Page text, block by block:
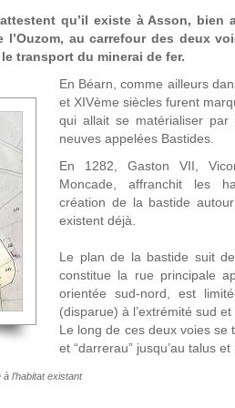
qu’il existe à Asson, bien
au carrefour des deux
transport du minerai de fer.
En Béarn, comme ailleurs
et XIVème siècles furent
qui allait se matérialiser par
neuves appelées Bastides.
En 1282, Gaston VII,
Moncade, affranchit les
création de la bastide
existent déjà.
Le plan de la bastide suit
constitue la rue principale
orientée sud-nord, est
(disparue) à l’extrémité sud
Le long de ces deux voies se
et “darrerau” jusqu’au talus
l’habitat existant